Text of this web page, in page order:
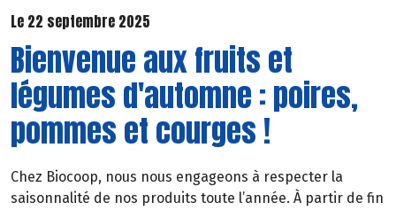
Le 22 septembre 2025
Bienvenue aux fruits et
légumes d'automne : poires,
pommes et courges !
Chez Biocoop, nous nous engageons à respecter la
saisonnalité de nos produits toute l’année. À partir de fin